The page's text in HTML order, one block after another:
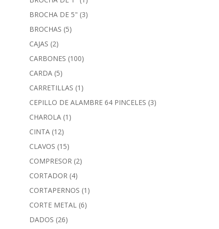
BROCHA DE 5" (3)
BROCHAS (5)
CAJAS (2)
CARBONES (100)
CARDA (5)
CARRETILLAS (1)
CEPILLO DE ALAMBRE 64 PINCELES (3)
CHAROLA (1)
CINTA (12)
CLAVOS (15)
COMPRESOR (2)
CORTADOR (4)
CORTAPERNOS (1)
CORTE METAL (6)
DADOS (26)